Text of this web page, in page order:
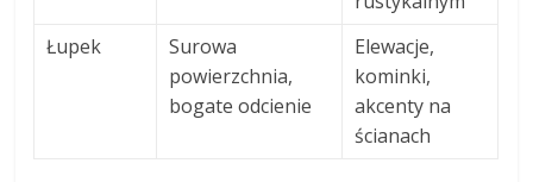
Łupek
Surowa
powierzchnia,
bogate odcienie
Elewacje,
kominki,
akcenty na
ścianach